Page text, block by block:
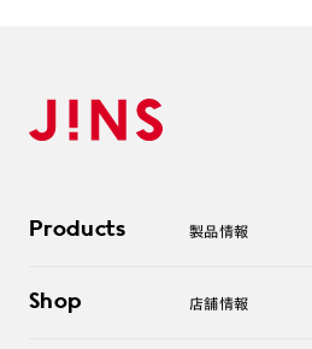
Products 製品情報
サングラス
Shop 店舗情報